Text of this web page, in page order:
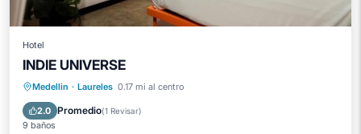
Hotel
INDIE UNIVERSE
Medellin · Laureles 0.17 mi al centro
2.0 Promedio(1 Revisar)
9 baños
Desayuno Cocina
Accesible en silla de ruedas